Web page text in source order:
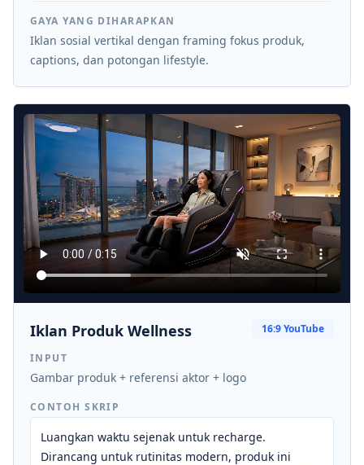
GAYA YANG DIHARAPKAN
Iklan sosial vertikal dengan framing fokus produk,
captions, dan potongan lifestyle.
Iklan Produk Wellness 16:9 YouTube
INPUT
Gambar produk + referensi aktor + logo
CONTOH SKRIP
Luangkan waktu sejenak untuk recharge.
Dirancang untuk rutinitas modern, produk ini